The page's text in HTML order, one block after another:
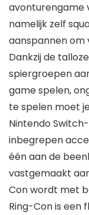
avonturengame
namelijk zelf
aanspannen om
Dankzij de
spiergroepen
game spelen,
te spelen moet
Nintendo
inbegrepen
één aan de
vastgemaakt
Con wordt met
Ring-Con is een